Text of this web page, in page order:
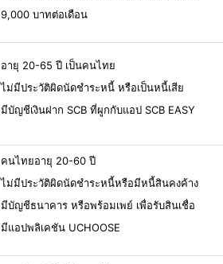
9,000 บาทต่อเดือน
อายุ 20-65 ปี เป็นคนไทย
ไม่มีประวัติผิดนัดชำระหนี้ หรือเป็นหนี้เสีย
มีบัญชีเงินฝาก SCB ที่ผูกกับแอป SCB EASY
คนไทยอายุ 20-60 ปี
ไม่มีประวัติผิดนัดชำระหนี้หรือมีหนี้สินคงค้าง
มีบัญชีธนาคาร หรือพร้อมเพย์ เพื่อรับสินเชื่อ
มีแอปพลิเคชัน UCHOOSE